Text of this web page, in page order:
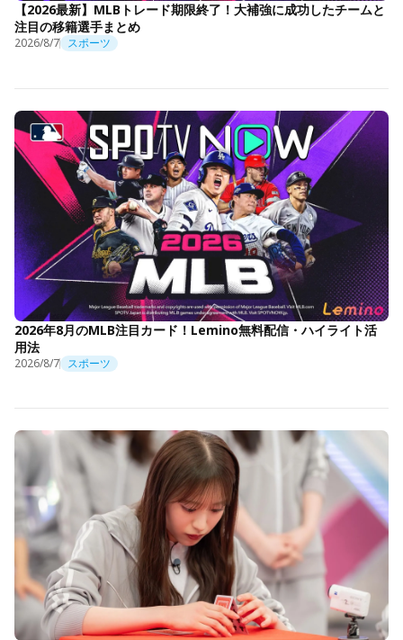
【2026最新】MLBトレード期限終了！大補強に成功したチームと
注目の移籍選手まとめ
2026/8/7 スポーツ
2026年8月のMLB注目カード！Lemino無料配信・ハイライト活
用法
2026/8/7 スポーツ